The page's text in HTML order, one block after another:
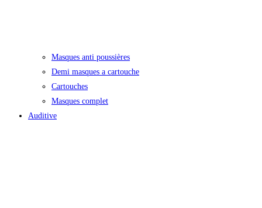
Masques anti poussières
Demi masques a cartouche
Cartouches
Masques complet
Auditive